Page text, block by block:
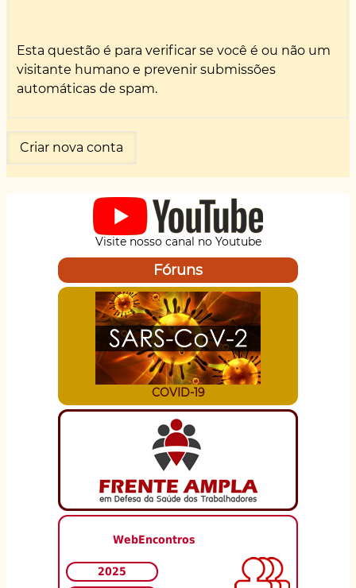
Esta questão é para verificar se você é ou não um
visitante humano e prevenir submissões
automáticas de spam.
Visite nosso canal no Youtube
Fóruns
COVID-19
WebEncontros
2025